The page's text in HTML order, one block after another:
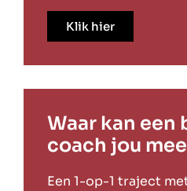
Klik hier
Waar kan een
coach jou
Een 1-op-1 traject